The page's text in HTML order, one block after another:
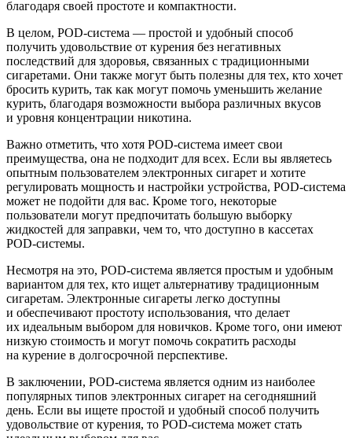
благодаря своей простоте и компактности.
В целом, POD-система — простой и удобный способ
получить удовольствие от курения без негативных
последствий для здоровья, связанных с традиционными
сигаретами. Они также могут быть полезны для тех, кто хочет
бросить курить, так как могут помочь уменьшить желание
курить, благодаря возможности выбора различных вкусов
и уровня концентрации никотина.
Важно отметить, что хотя POD-система имеет свои
преимущества, она не подходит для всех. Если вы являетесь
опытным пользователем электронных сигарет и хотите
регулировать мощность и настройки устройства, POD-система
может не подойти для вас. Кроме того, некоторые
пользователи могут предпочитать большую выборку
жидкостей для заправки, чем то, что доступно в кассетах
POD-системы.
Несмотря на это, POD-система является простым и удобным
вариантом для тех, кто ищет альтернативу традиционным
сигаретам. Электронные сигареты легко доступны
и обеспечивают простоту использования, что делает
их идеальным выбором для новичков. Кроме того, они имеют
низкую стоимость и могут помочь сократить расходы
на курение в долгосрочной перспективе.
В заключении, POD-система является одним из наиболее
популярных типов электронных сигарет на сегодняшний
день. Если вы ищете простой и удобный способ получить
удовольствие от курения, то POD-система может стать